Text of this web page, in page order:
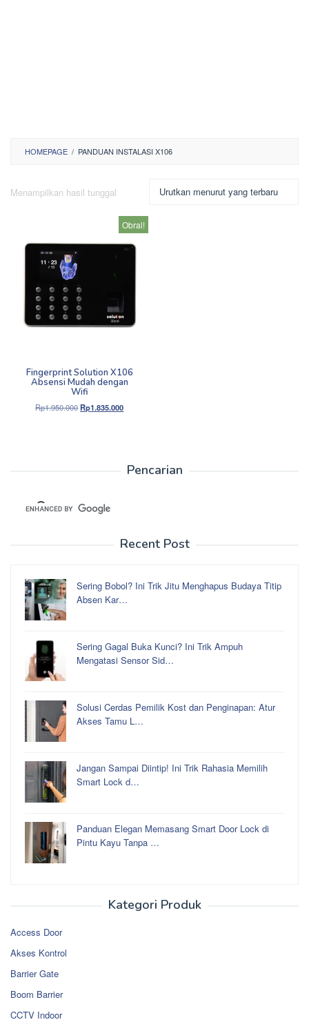
HOMEPAGE / PANDUAN INSTALASI X106
Menampilkan hasil tunggal
Obral!
Fingerprint Solution X106
Absensi Mudah dengan
Wifi
Rp1.950.000Harga
Rp1.835.000Harga
Pencarian
Recent Post
Sering Bobol? Ini Trik Jitu Menghapus Budaya Titip
Absen Kar…
Sering Gagal Buka Kunci? Ini Trik Ampuh
Mengatasi Sensor Sid…
Solusi Cerdas Pemilik Kost dan Penginapan: Atur
Akses Tamu L…
Jangan Sampai Diintip! Ini Trik Rahasia Memilih
Smart Lock d…
Panduan Elegan Memasang Smart Door Lock di
Pintu Kayu Tanpa …
Kategori Produk
Access Door
Akses Kontrol
Barrier Gate
Boom Barrier
CCTV Indoor